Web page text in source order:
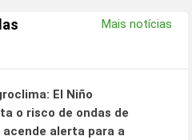
Mais notícias
El Niño
o risco de ondas de
acende alerta para a